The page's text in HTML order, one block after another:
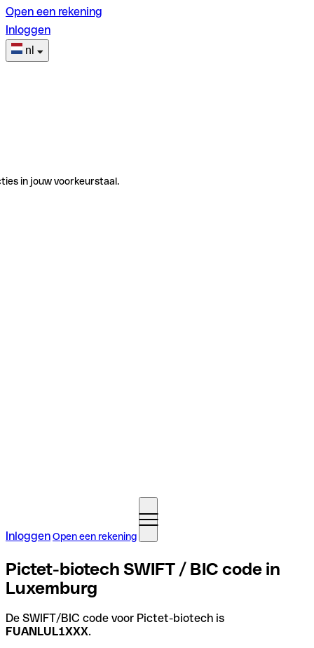
Open een rekening
Inloggen
nl
in jouw voorkeurstaal.
InloggenOpen een rekening
Pictet-biotech SWIFT / BIC code in
Luxemburg
De SWIFT/BIC code voor Pictet-biotech is
FUANLUL1XXX.